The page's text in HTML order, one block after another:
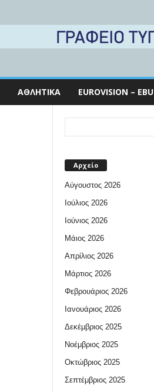
ΑΘΛΗΤΙΚΆ EUROVISION – EBU
Αρχείο
Αύγουστος 2026
Ιούλιος 2026
Ιούνιος 2026
Μάιος 2026
Απρίλιος 2026
Μάρτιος 2026
Φεβρουάριος 2026
Ιανουάριος 2026
Δεκέμβριος 2025
Νοέμβριος 2025
Οκτώβριος 2025
Σεπτέμβριος 2025